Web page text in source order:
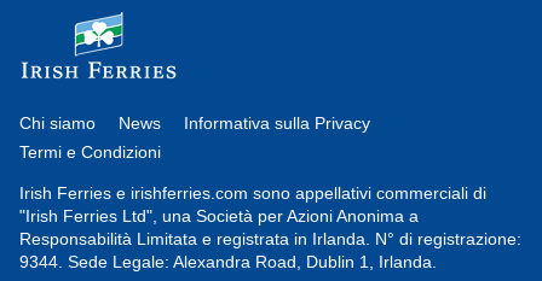
Chi siamo News
Informativa sulla Privacy
Termi e Condizioni
Irish Ferries e irishferries.com sono appellativi commerciali di
"Irish Ferries Ltd", una Società per Azioni Anonima a
Responsabilità Limitata e registrata in Irlanda. N° di registrazione:
9344. Sede Legale: Alexandra Road, Dublin 1, Irlanda.